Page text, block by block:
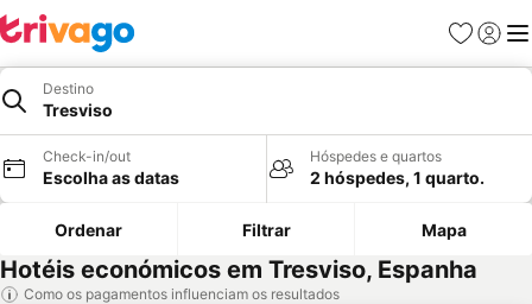
Favoritos
Iniciar
Destino
Tresviso
Check-in/out
Escolha as datas
Hóspedes e quartos
2 hóspedes, 1 quarto.
Ordenar Filtrar Mapa
Hotéis económicos em Tresviso, Espanha
Como os pagamentos influenciam os resultados